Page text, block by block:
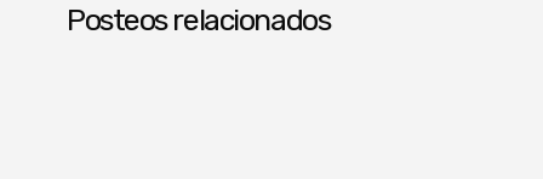
Posteos relacionados